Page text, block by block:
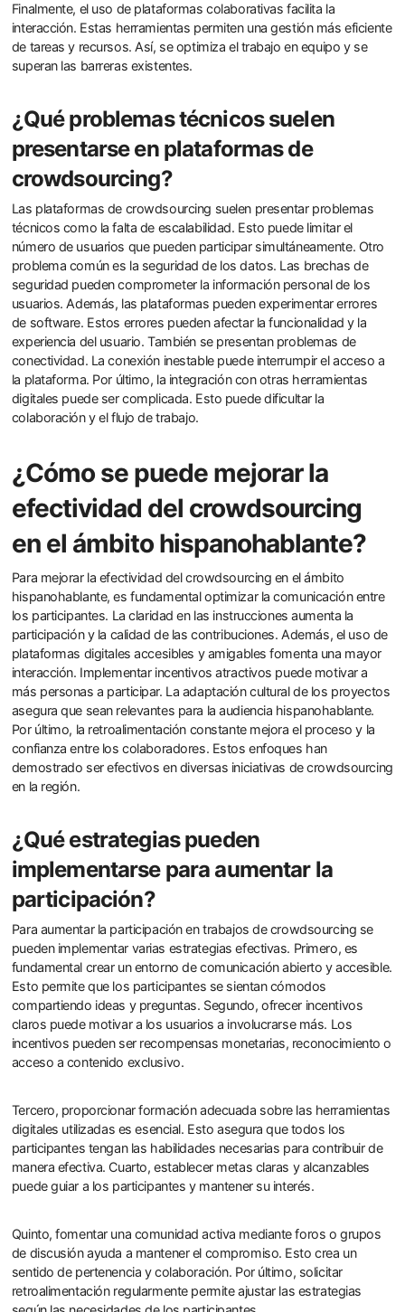
Finalmente, el uso de plataformas colaborativas facilita la
interacción. Estas herramientas permiten una gestión más eficiente
de tareas y recursos. Así, se optimiza el trabajo en equipo y se
superan las barreras existentes.
¿Qué problemas técnicos suelen
presentarse en plataformas de
crowdsourcing?
Las plataformas de crowdsourcing suelen presentar problemas
técnicos como la falta de escalabilidad. Esto puede limitar el
número de usuarios que pueden participar simultáneamente. Otro
problema común es la seguridad de los datos. Las brechas de
seguridad pueden comprometer la información personal de los
usuarios. Además, las plataformas pueden experimentar errores
de software. Estos errores pueden afectar la funcionalidad y la
experiencia del usuario. También se presentan problemas de
conectividad. La conexión inestable puede interrumpir el acceso a
la plataforma. Por último, la integración con otras herramientas
digitales puede ser complicada. Esto puede dificultar la
colaboración y el flujo de trabajo.
¿Cómo se puede mejorar la
efectividad del crowdsourcing
en el ámbito hispanohablante?
Para mejorar la efectividad del crowdsourcing en el ámbito
hispanohablante, es fundamental optimizar la comunicación entre
los participantes. La claridad en las instrucciones aumenta la
participación y la calidad de las contribuciones. Además, el uso de
plataformas digitales accesibles y amigables fomenta una mayor
interacción. Implementar incentivos atractivos puede motivar a
más personas a participar. La adaptación cultural de los proyectos
asegura que sean relevantes para la audiencia hispanohablante.
Por último, la retroalimentación constante mejora el proceso y la
confianza entre los colaboradores. Estos enfoques han
demostrado ser efectivos en diversas iniciativas de crowdsourcing
en la región.
¿Qué estrategias pueden
implementarse para aumentar la
participación?
Para aumentar la participación en trabajos de crowdsourcing se
pueden implementar varias estrategias efectivas. Primero, es
fundamental crear un entorno de comunicación abierto y accesible.
Esto permite que los participantes se sientan cómodos
compartiendo ideas y preguntas. Segundo, ofrecer incentivos
claros puede motivar a los usuarios a involucrarse más. Los
incentivos pueden ser recompensas monetarias, reconocimiento o
acceso a contenido exclusivo.
Tercero, proporcionar formación adecuada sobre las herramientas
digitales utilizadas es esencial. Esto asegura que todos los
participantes tengan las habilidades necesarias para contribuir de
manera efectiva. Cuarto, establecer metas claras y alcanzables
puede guiar a los participantes y mantener su interés.
Quinto, fomentar una comunidad activa mediante foros o grupos
de discusión ayuda a mantener el compromiso. Esto crea un
sentido de pertenencia y colaboración. Por último, solicitar
retroalimentación regularmente permite ajustar las estrategias